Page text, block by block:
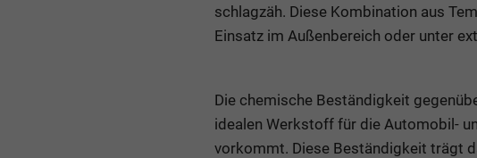
schlagzäh. Diese Kombination aus
Einsatz im Außenbereich oder unter
Die chemische Beständigkeit
idealen Werkstoff für die Automobil-
vorkommt. Diese Beständigkeit trägt